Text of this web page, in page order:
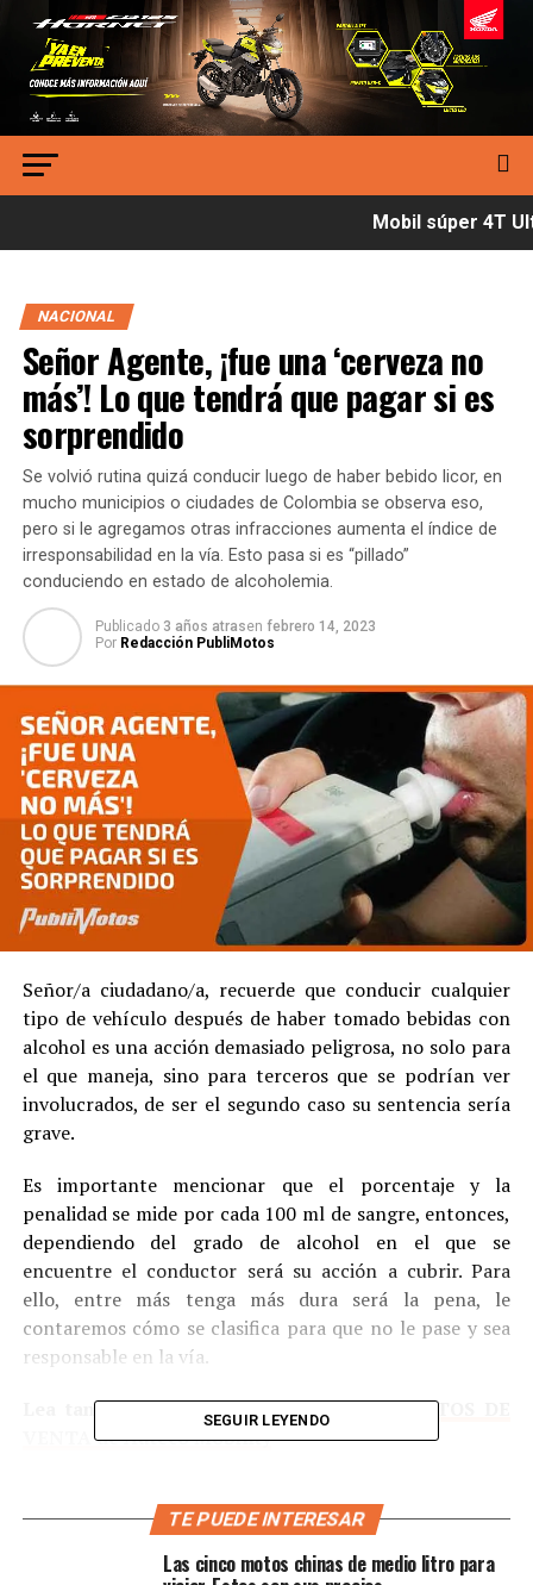
Mobil súper 4T
NACIONAL
Señor Agente, ¡fue una ‘cerveza no
más’! Lo que tendrá que pagar si es
sorprendido
Se volvió rutina quizá conducir luego de haber bebido licor, en
mucho municipios o ciudades de Colombia se observa eso,
pero si le agregamos otras infracciones aumenta el índice de
irresponsabilidad en la vía. Esto pasa si es “pillado”
conduciendo en estado de alcoholemia.
Publicado 3 años atrasen febrero 14, 2023
Por Redacción PubliMotos
Señor/a ciudadano/a, recuerde que conducir cualquier
tipo de vehículo después de haber tomado bebidas con
alcohol es una acción demasiado peligrosa, no solo para
el que maneja, sino para terceros que se podrían ver
involucrados, de ser el segundo caso su sentencia sería
grave.
Es importante mencionar que el porcentaje y la
penalidad se mide por cada 100 ml de sangre, entonces,
dependiendo del grado de alcohol en el que se
encuentre el conductor será su acción a cubrir. Para
ello, entre más tenga más dura será la pena, le
contaremos cómo se clasifica para que no le pase y sea
responsable en la vía.
Lea también:Qué va a pasar con los PUNTOS DE
VENTA de Auteco Mobility
Estas son las especificaciones, detállelas muy bien y no
las pase por alto.
SEGUIR LEYENDO
TE PUEDE INTERESAR
Las cinco motos chinas de medio litro para